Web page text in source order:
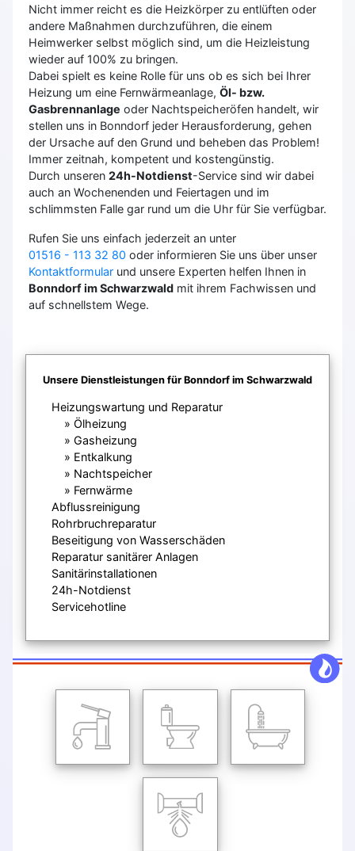
Nicht immer reicht es die Heizkörper zu entlüften oder
andere Maßnahmen durchzuführen, die einem
Heimwerker selbst möglich sind, um die Heizleistung
wieder auf 100% zu bringen.
Dabei spielt es keine Rolle für uns ob es sich bei Ihrer
Heizung um eine Fernwärmeanlage, Öl- bzw.
Gasbrennanlage oder Nachtspeicheröfen handelt, wir
stellen uns in Bonndorf jeder Herausforderung, gehen
der Ursache auf den Grund und beheben das Problem!
Immer zeitnah, kompetent und kostengünstig.
Durch unseren 24h-Notdienst-Service sind wir dabei
auch an Wochenenden und Feiertagen und im
schlimmsten Falle gar rund um die Uhr für Sie verfügbar.
Rufen Sie uns einfach jederzeit an unter
01516 - 113 32 80 oder informieren Sie uns über unser
Kontaktformular und unsere Experten helfen Ihnen in
Bonndorf im Schwarzwald mit ihrem Fachwissen und
auf schnellstem Wege.
Unsere Dienstleistungen für Bonndorf im Schwarzwald
Heizungswartung und Reparatur
Ölheizung
Gasheizung
Entkalkung
Nachtspeicher
Fernwärme
Abflussreinigung
Rohrbruchreparatur
Beseitigung von Wasserschäden
Reparatur sanitärer Anlagen
Sanitärinstallationen
24h-Notdienst
Servicehotline